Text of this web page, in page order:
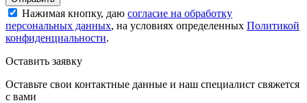
Нажимая кнопку, даю согласие на обработку
персональных данных, на условиях определенных Политикой
конфиденциальности.
Оставить заявку
Оставьте свои контактные данные и наш специалист свяжется
с вами